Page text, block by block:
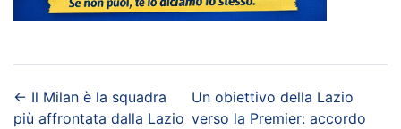
← Il Milan è la squadra
più affrontata dalla Lazio
Un obiettivo della Lazio
verso la Premier: accordo